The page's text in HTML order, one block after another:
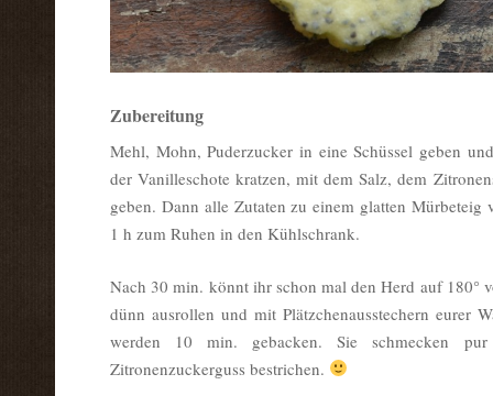
Zubereitung
Mehl, Mohn, Puderzucker in eine Schüssel geben
der Vanilleschote kratzen, mit dem Salz, dem
geben. Dann alle Zutaten zu einem glatten
1 h zum Ruhen in den Kühlschrank.
Nach 30 min. könnt ihr schon mal den Herd auf 180°
dünn ausrollen und mit Plätzchenausstechern eurer
werden 10 min. gebacken. Sie schmecken
Zitronenzuckerguss bestrichen.